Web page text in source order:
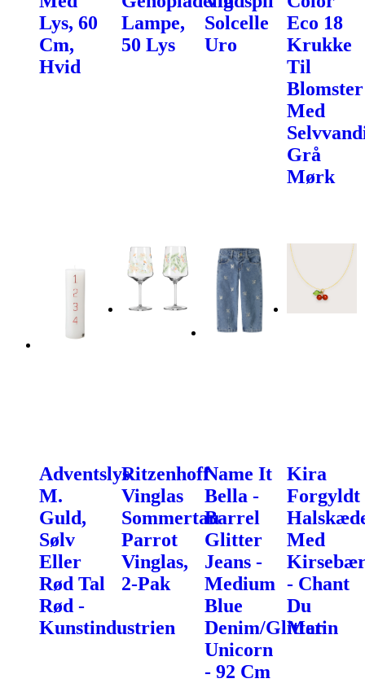
Lys, 60
Cm,
Hvid
Lampe,
50 Lys
Solcelle
Uro
Eco 18
Krukke
Til
Blomster
Med
Grå
Mørk
Adventslys
M.
Guld,
Sølv
Eller
Rød Tal
Rød -
Kunstindustrien
Ritzenhoff
Vinglas
Sommertau
Parrot
Vinglas,
2-Pak
Name It
Bella -
Barrel
Glitter
Jeans -
Medium
Blue
Denim/Glitter
Unicorn
- 92 Cm
Kira
Forgyldt
Med
- Chant
Du
Matin